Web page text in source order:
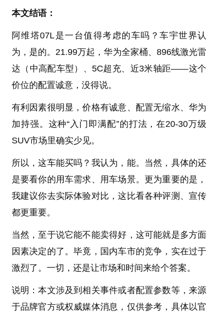
本文结语：
阿维塔07L是一台值得考虑的车吗？车宇世界认
为，是的。21.99万起，华为全家桶、896线激光雷
达（中高配车型）、5C超充、近3米轴距——这个
价位的配置诚意，没得说。
有利因素很明显，价格有诚意、配置无缩水、华为
加持强。这种“入门即满配”的打法，在20-30万级
SUV市场里确实少见。
所以，这车能买吗？我认为，能。当然，具体的还
是要看你的用车需求、用车场景。更为重要的是，
我建议你去实际体验对比，这比看各种评测、宣传
都更重要。
当然，至于说它能不能卖得好，这可能就是多方面
因素决定的了。毕竟，国内车市的竞争，实在过于
激烈了。一切，还是让市场和时间来给个答案。
说明：本文涉及到相关事件或者配置参数等，来源
于品牌官方或权威媒体消息，仅供参考，具体以官